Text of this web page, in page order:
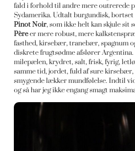
fald i forhold til andre mere outrerede
Sydamerika. Udtalt burgundisk,
Pinot Noir, som ikke helt kan skjule sit
Pèreer mere robust, mere
fasthed, kirsebær, tranebær, spagnum
diskrete frugtsødme afslører Argentina.
milepælen, krydret, salt, frisk, fyrig,
samme tid, jordet, fuld af sure kirsebær,
smygende lækker mundfølelse. Indtil
og så har jeg ikke engang smagt